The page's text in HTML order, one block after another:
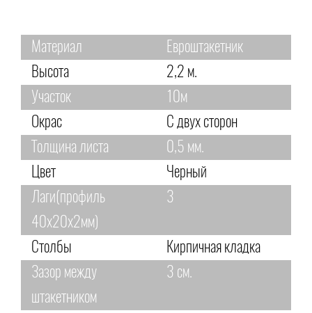
Материал
Евроштакетник
Высота
2,2 м.
Участок
10м
Окрас
С двух сторон
Толщина листа
0,5 мм.
Цвет
Черный
Лаги(профиль
40х20х2мм)
3
Столбы
Кирпичная кладка
Зазор между
штакетником
3 см.